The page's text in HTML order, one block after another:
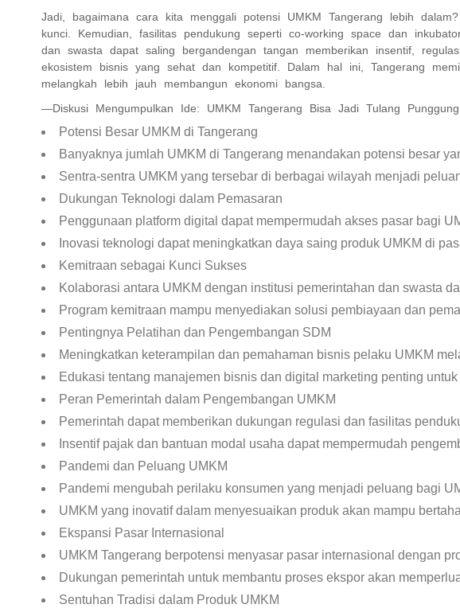
Jadi, bagaimana cara kita menggali potensi UMKM Tangerang lebih
kunci. Kemudian, fasilitas pendukung seperti co-working space dan
dan swasta dapat saling bergandengan tangan memberikan insentif,
ekosistem bisnis yang sehat dan kompetitif. Dalam hal ini, Tangerang
melangkah lebih jauh membangun ekonomi bangsa.
—Diskusi Mengumpulkan Ide: UMKM Tangerang Bisa Jadi Tulang
Potensi Besar UMKM di Tangerang
Banyaknya jumlah UMKM di Tangerang menandakan potensi besar
Sentra-sentra UMKM yang tersebar di berbagai wilayah menjadi
Dukungan Teknologi dalam Pemasaran
Penggunaan platform digital dapat mempermudah akses pasar bagi
Inovasi teknologi dapat meningkatkan daya saing produk UMKM di
Kemitraan sebagai Kunci Sukses
Kolaborasi antara UMKM dengan institusi pemerintahan dan swasta
Program kemitraan mampu menyediakan solusi pembiayaan dan
Pentingnya Pelatihan dan Pengembangan SDM
Meningkatkan keterampilan dan pemahaman bisnis pelaku UMKM
Edukasi tentang manajemen bisnis dan digital marketing penting
Peran Pemerintah dalam Pengembangan UMKM
Pemerintah dapat memberikan dukungan regulasi dan fasilitas
Insentif pajak dan bantuan modal usaha dapat mempermudah
Pandemi dan Peluang UMKM
Pandemi mengubah perilaku konsumen yang menjadi peluang bagi
UMKM yang inovatif dalam menyesuaikan produk akan mampu
Ekspansi Pasar Internasional
UMKM Tangerang berpotensi menyasar pasar internasional dengan
Dukungan pemerintah untuk membantu proses ekspor akan
Sentuhan Tradisi dalam Produk UMKM